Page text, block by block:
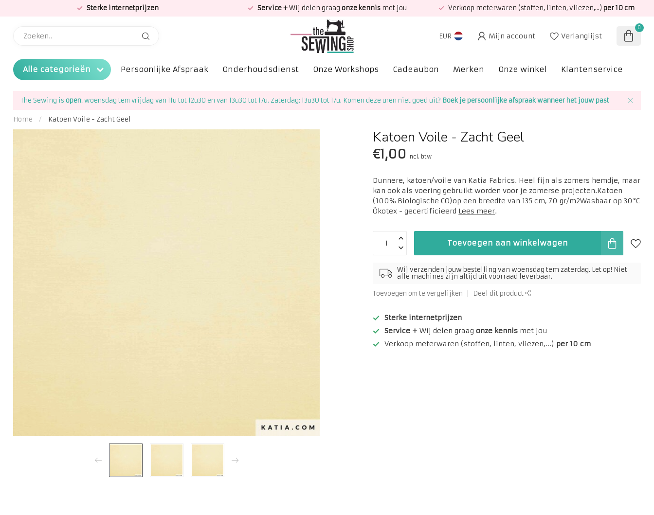
Sterke internetprijzen Service +Wij delen graag onze kennis met jou Verkoop meterwaren (stoffen, linten, vliezen,...) per 10 cm
EUR Mijn account Verlanglijst
0
Alle categorieën Persoonlijke Afspraak Onderhoudsdienst Onze Workshops Cadeaubon Merken Onze winkel Klantenservice
The Sewing is open: woensdag tem vrijdag van 11u tot 12u30 en van 13u30 tot 17u. Zaterdag: 13u30 tot 17u. Komen deze uren niet goed uit? Boek je persoonlijke afspraak wanneer het jouw past
Home / Katoen Voile - Zacht Geel
Katoen Voile - Zacht Geel
€1,00 Incl. btw
Dunnere, katoen/voile van Katia Fabrics. Heel fijn als zomers hemdje, maar
kan ook als voering gebruikt worden voor je zomerse projecten.Katoen
(100% Biologische CO)op een breedte van 135 cm, 70 gr/m2Wasbaar op 30°C
Ökotex - gecertificieerd Lees meer.
Toevoegen aan winkelwagen
Wij verzenden jouw bestelling van woensdag tem zaterdag. Let op! Niet
alle machines zijn altijd uit voorraad leverbaar.
Toevoegen om te vergelijken Deel dit product
Sterke internetprijzen
Service + Wij delen graagonze kennis met jou
Verkoop meterwaren (stoffen, linten, vliezen,...) per 10 cm